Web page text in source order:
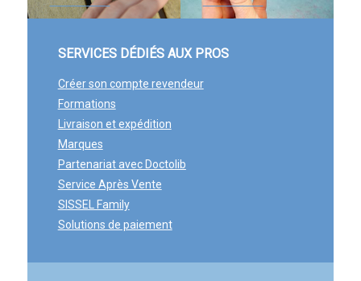
SERVICES DÉDIÉS AUX PROS
Créer son compte revendeur
Formations
Livraison et expédition
Marques
Partenariat avec Docto lib
Service Après Vente
SISSEL Family
Solutions de paiement